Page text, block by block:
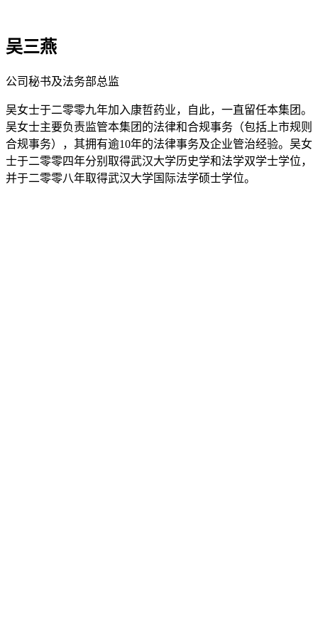
吴三燕
公司秘书及法务部总监
吴女士于二零零九年加入康哲药业，自此，一直留任本集团。
吴女士主要负责监管本集团的法律和合规事务（包括上市规则
合规事务），其拥有逾10年的法律事务及企业管治经验。吴女
士于二零零四年分别取得武汉大学历史学和法学双学士学位，
并于二零零八年取得武汉大学国际法学硕士学位。